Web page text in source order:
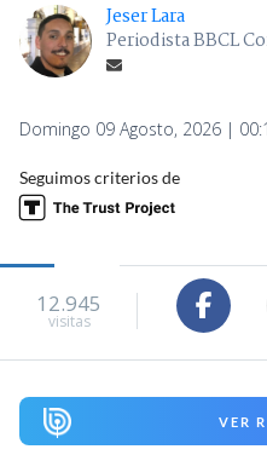
Jeser Lara
Periodista BBCL
Domingo 09 Agosto, 2026 |
Seguimos criterios de
12.945
visitas
VER